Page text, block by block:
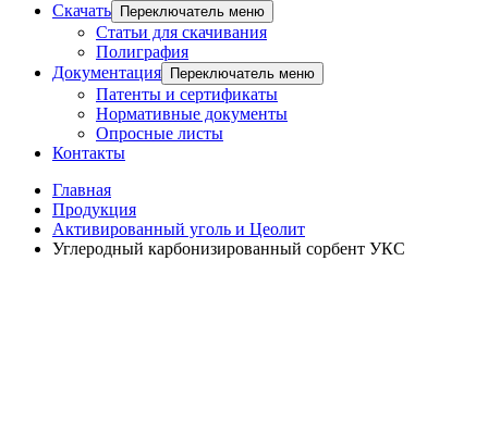
Скачать
Переключатель меню
Статьи для скачивания
Полиграфия
Документация
Переключатель меню
Патенты и сертификаты
Нормативные документы
Опросные листы
Контакты
Главная
Продукция
Активированный уголь и Цеолит
Углеродный карбонизированный сорбент УКС